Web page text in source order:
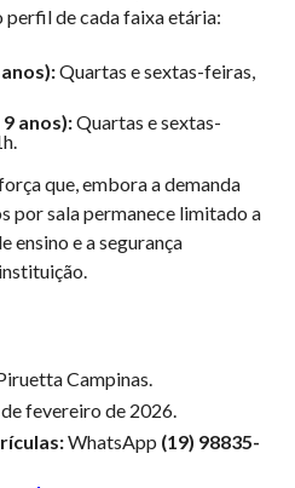
de cada faixa etária:
Quartas e sextas-feiras,
anos):Quartas e sextas-
que, embora a demanda
por sala permanece limitado a
ensino e a segurança
Campinas.
fevereiro de 2026.
WhatsApp (19) 98835-